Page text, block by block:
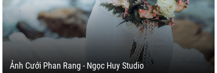
Ảnh Cưới Phan Rang - Ngọc Huy Studio